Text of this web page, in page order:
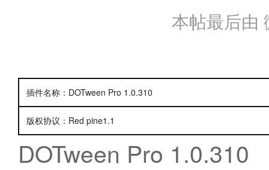
本帖最后由
插件名称：DOTween Pro 1.0.310
版权协议：Red pine1.1
DOTween Pro 1.0.310